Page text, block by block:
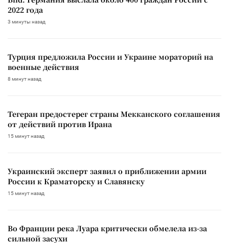
2022 года
3 минуты назад
Турция предложила России и Украине мораторий на
военные действия
8 минут назад
Тегеран предостерег страны Мекканского соглашения
от действий против Ирана
15 минут назад
Украинский эксперт заявил о приближении армии
России к Краматорску и Славянску
15 минут назад
Во Франции река Луара критически обмелела из-за
сильной засухи